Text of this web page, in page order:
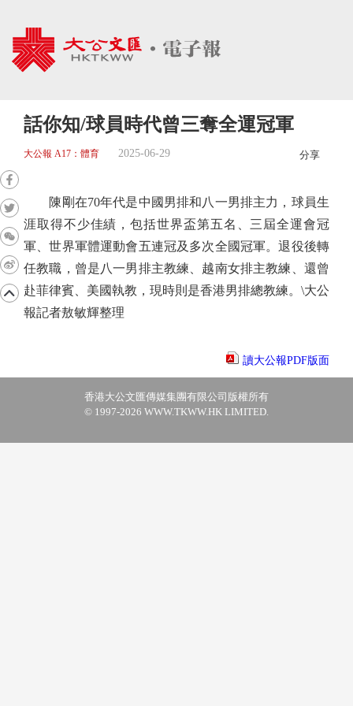
話你知/球員時代曾三奪全運冠軍
大公報 A17：體育 2025-06-29 分享
陳剛在70年代是中國男排和八一男排主力，球員生
涯取得不少佳績，包括世界盃第五名、三屆全運會冠
軍、世界軍體運動會五連冠及多次全國冠軍。退役後轉
任教職，曾是八一男排主教練、越南女排主教練、還曾
赴菲律賓、美國執教，現時則是香港男排總教練。\大公
報記者敖敏輝整理
讀大公報PDF版面
香港大公文匯傳媒集團有限公司版權所有
© 1997-2026 WWW.TKWW.HK LIMITED.